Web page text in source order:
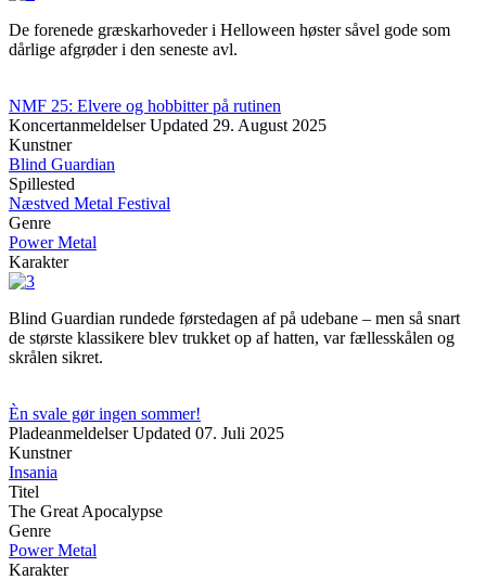
De forenede græskarhoveder i Helloween høster såvel gode som
dårlige afgrøder i den seneste avl.
NMF 25: Elvere og hobbitter på rutinen
Koncertanmeldelser Updated 29. August 2025
Kunstner
Blind Guardian
Spillested
Næstved Metal Festival
Genre
Power Metal
Karakter
Blind Guardian rundede førstedagen af på udebane – men så snart
de største klassikere blev trukket op af hatten, var fællesskålen og
skrålen sikret.
Èn svale gør ingen sommer!
Pladeanmeldelser Updated 07. Juli 2025
Kunstner
Insania
Titel
The Great Apocalypse
Genre
Power Metal
Karakter